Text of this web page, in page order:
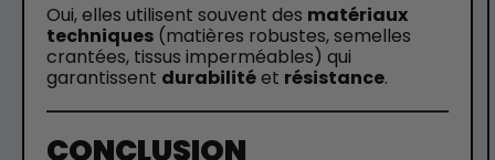
Oui, elles utilisent souvent des matériaux
techniques (matières robustes, semelles
crantées, tissus imperméables) qui
garantissent durabilitéet résistance.
CONCLUSION